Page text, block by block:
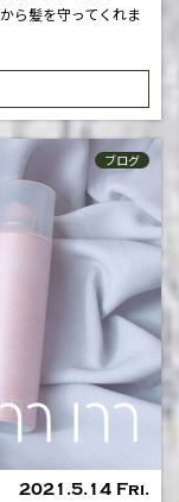
ら髪を守ってくれま
2021.5.14 Fri.
ブログ